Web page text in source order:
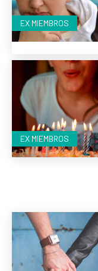
EX MIEMBROS
EX MIEMBROS